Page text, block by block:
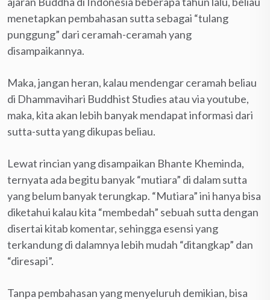
menetapkan pembahasan sutta sebagai “tulang
punggung” dari ceramah-ceramah yang
disampaikannya.
Maka, jangan heran, kalau mendengar ceramah beliau
di Dhammavihari Buddhist Studies atau via youtube,
maka, kita akan lebih banyak mendapat informasi dari
sutta-sutta yang dikupas beliau.
Lewat rincian yang disampaikan Bhante Kheminda,
ternyata ada begitu banyak “mutiara” di dalam sutta
yang belum banyak terungkap. “Mutiara” ini hanya bisa
diketahui kalau kita “membedah” sebuah sutta dengan
disertai kitab komentar, sehingga esensi yang
terkandung di dalamnya lebih mudah “ditangkap” dan
“diresapi”.
Tanpa pembahasan yang menyeluruh demikian, bisa